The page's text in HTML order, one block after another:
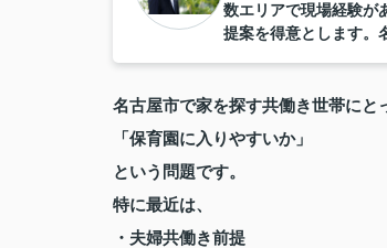
数エリアで現場経験が
提案を得意とします。
名古屋市で家を探す共働き世帯にと
「保育園に入りやすいか」
という問題です。
特に最近は、
・夫婦共働き前提